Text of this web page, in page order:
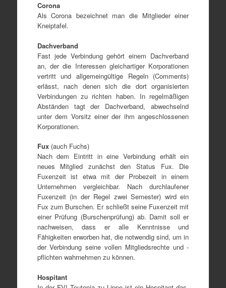
Corona
Als Corona bezeichnet man die Mitglieder einer
Kneiptafel.
Dachverband
Fast jede Verbindung gehört einem Dachverband
an, der die Interessen gleichartiger Korporationen
vertritt und allgemeingültige Regeln (Comments)
erlässt, nach denen sich die dort organisierten
Verbindungen zu richten haben. In regelmäßigen
Abständen tagt der Dachverband, abwechselnd
unter dem Vorsitz einer der ihm angeschlossenen
Korporationen.
Fux(auch Fuchs)
Nach dem Eintritt in eine Verbindung erhält ein
neues Mitglied zunächst den Status Fux. Die
Fuxenzeit ist etwa mit der Probezeit in einem
Unternehmen vergleichbar. Nach durchlaufener
Fuxenzeit (in der Regel zwei Semester) wird ein
Fux zum Burschen. Er schließt seine Fuxenzeit mit
einer Prüfung (Burschenprüfung) ab. Damit soll er
nachweisen, dass er alle Kenntnisse und
Fähigkeiten erworben hat, die notwendig sind, um in
der Verbindung seine vollen Mitgliedsrechte und -
pflichten wahrnehmen zu können.
Hospitant